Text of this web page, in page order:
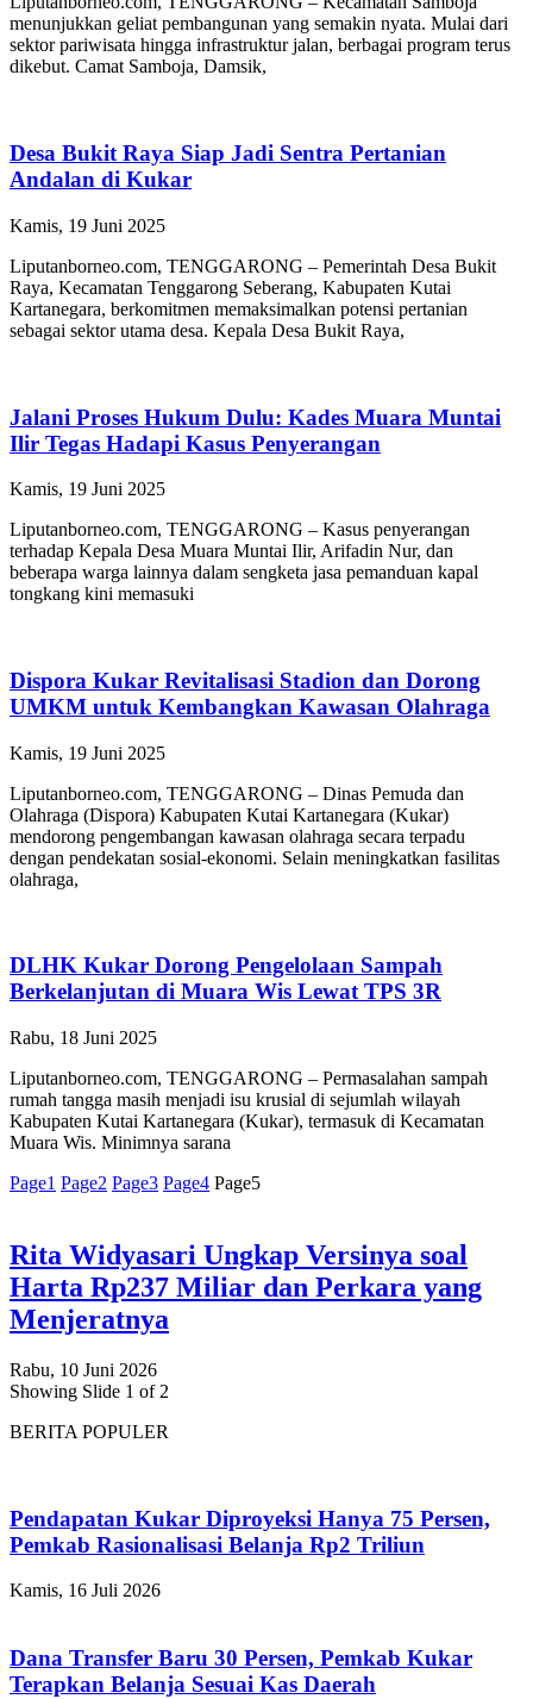
menunjukkan geliat pembangunan yang semakin nyata. Mulai dari
sektor pariwisata hingga infrastruktur jalan, berbagai program terus
dikebut. Camat Samboja, Damsik,
Desa Bukit Raya Siap Jadi Sentra Pertanian
Andalan di Kukar
Kamis, 19 Juni 2025
Liputanborneo.com, TENGGARONG – Pemerintah Desa Bukit
Raya, Kecamatan Tenggarong Seberang, Kabupaten Kutai
Kartanegara, berkomitmen memaksimalkan potensi pertanian
sebagai sektor utama desa. Kepala Desa Bukit Raya,
Jalani Proses Hukum Dulu: Kades Muara Muntai
Ilir Tegas Hadapi Kasus Penyerangan
Kamis, 19 Juni 2025
Liputanborneo.com, TENGGARONG – Kasus penyerangan
terhadap Kepala Desa Muara Muntai Ilir, Arifadin Nur, dan
beberapa warga lainnya dalam sengketa jasa pemanduan kapal
tongkang kini memasuki
Dispora Kukar Revitalisasi Stadion dan Dorong
UMKM untuk Kembangkan Kawasan Olahraga
Kamis, 19 Juni 2025
Liputanborneo.com, TENGGARONG – Dinas Pemuda dan
Olahraga (Dispora) Kabupaten Kutai Kartanegara (Kukar)
mendorong pengembangan kawasan olahraga secara terpadu
dengan pendekatan sosial-ekonomi. Selain meningkatkan fasilitas
olahraga,
DLHK Kukar Dorong Pengelolaan Sampah
Berkelanjutan di Muara Wis Lewat TPS 3R
Rabu, 18 Juni 2025
Liputanborneo.com, TENGGARONG – Permasalahan sampah
rumah tangga masih menjadi isu krusial di sejumlah wilayah
Kabupaten Kutai Kartanegara (Kukar), termasuk di Kecamatan
Muara Wis. Minimnya sarana
Page1 Page2 Page3 Page4 Page5
Rita Widyasari Ungkap Versinya soal
Harta Rp237 Miliar dan Perkara yang
Menjeratnya
Rabu, 10 Juni 2026
Showing Slide 1 of 2
BERITA POPULER
Pendapatan Kukar Diproyeksi Hanya 75 Persen,
Pemkab Rasionalisasi Belanja Rp2 Triliun
Kamis, 16 Juli 2026
Dana Transfer Baru 30 Persen, Pemkab Kukar
Terapkan Belanja Sesuai Kas Daerah